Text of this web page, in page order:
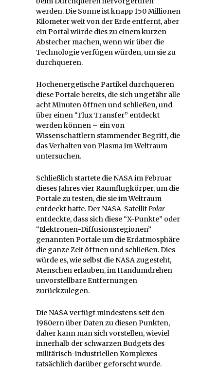
werden. Die Sonne ist knapp 150 Millionen
Kilometer weit von der Erde entfernt, aber
ein Portal würde dies zu einem kurzen
Abstecher machen, wenn wir über die
Technologie verfügen würden, um sie zu
durchqueren.
Hochenergetische Partikel durchqueren
diese Portale bereits, die sich ungefähr alle
acht Minuten öffnen und schließen, und
über einen “Flux Transfer” entdeckt
werden können – ein von
Wissenschaftlern stammender Begriff, die
das Verhalten von Plasma im Weltraum
untersuchen.
Schließlich startete die NASA im Februar
dieses Jahres vier Raumflugkörper, um die
Portale zu testen, die sie im Weltraum
entdeckt hatte. Der NASA-SatellitPolar
entdeckte, dass sich diese “X-Punkte” oder
“Elektronen-Diffusionsregionen”
genannten Portale um die Erdatmosphäre
die ganze Zeit öffnen und schließen. Dies
würde es, wie selbst die NASA zugesteht,
Menschen erlauben, im Handumdrehen
unvorstellbare Entfernungen
zurückzulegen.
Die NASA verfügt mindestens seit den
1980ern über Daten zu diesen Punkten,
daher kann man sich vorstellen, wieviel
innerhalb der schwarzen Budgets des
militärisch-industriellen Komplexes
tatsächlich darüber geforscht wurde.